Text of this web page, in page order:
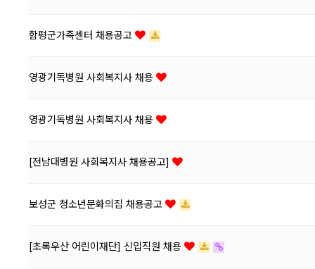
함평군가족센터 채용공고
영광기독병원 사회복지사 채용
영광기독병원 사회복지사 채용
[전남대병원 사회복지사 채용공고]
보성군 청소년문화의집 채용공고
[초록우산 어린이재단] 신입직원 채용